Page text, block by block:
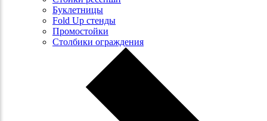
Буклетницы
Fold Up стенды
Промостойки
Столбики ограждения